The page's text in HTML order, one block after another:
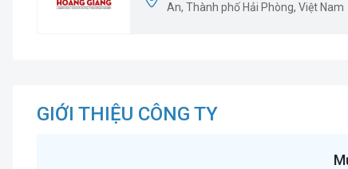
An, Thành phố Hải Phòng, Việt Nam
GIỚI THIỆU CÔNG TY